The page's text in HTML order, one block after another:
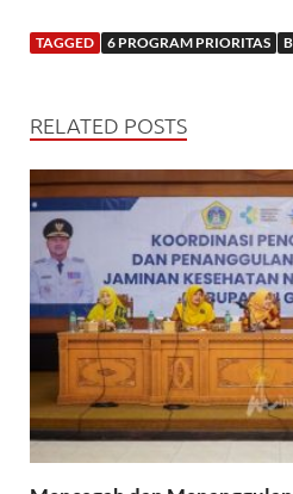
TAGGED 6 PROGRAM PRIORITAS
RELATED POSTS